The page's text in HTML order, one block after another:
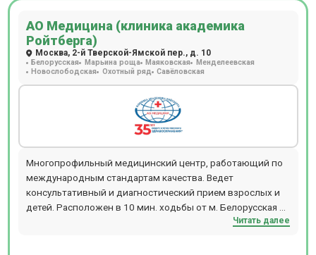
АО Медицина (клиника академика
Ройтберга)
Москва, 2-й Тверской-Ямской пер., д. 10
Белорусская Марьина роща Маяковская
Менделеевская
Новослободская Охотный ряд Савёловская
Многопрофильный медицинский центр, работающий по
международным стандартам качества. Ведет
консультативный и диагностический прием взрослых и
детей. Расположен в 10 мин. ходьбы от м. Белорусская и
м. Маяковская. В клинике работают более 100Читать далее